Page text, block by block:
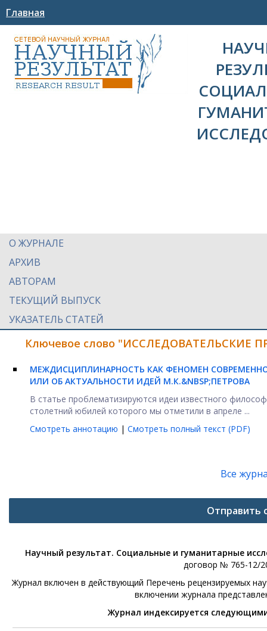
Главная
О ЖУРНАЛЕ
АРХИВ
АВТОРАМ
ТЕКУЩИЙ ВЫПУСК
УКАЗАТЕЛЬ СТАТЕЙ
Ключевое слово "ИССЛЕДОВАТЕЛЬСКИЕ
МЕЖДИСЦИПЛИНАРНОСТЬ КАК ФЕНОМЕН
ИЛИ ОБ АКТУАЛЬНОСТИ ИДЕЙ М.К.&NBSP;ПЕТРОВА
В статье проблематизируются идеи известного
столетний юбилей которого мы отметили в апреле ...
Смотреть аннотацию | Смотреть полный текст (PDF)
Все
Отправить
Научный результат. Социальные и гуманитарные
договор № 765-12/
Журнал включен в действующий Перечень рецензируемых
включении журнала
Журнал индексируется